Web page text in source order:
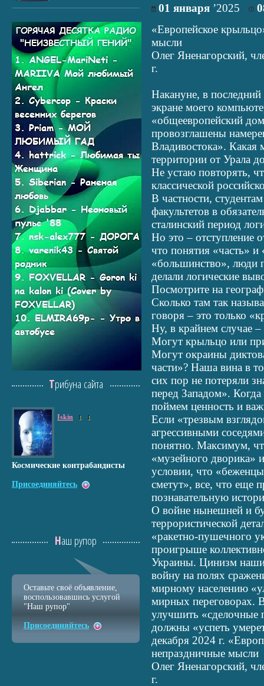
01 января ’2025
«Европейское
мысли
Олег Яненагорский,
г.
Накануне, в
экране моего
«общеевропейский
провозглашены
Владивостока». Какая
территории от Урала
Не устаю повторять,
классической
В частности,
факультетов в
сталинский период
Но это – отступление
что понятия «часть»
«большинство», люди
делали логические
Посмотрите на
Сколько там так
говоря – это только
Ну, в крайнем случае
Могут крыльцо или
Могут окраины
части»? Наша вина в
сих пор не потеряли
перед Западом».
поймем ценность и
Если «трезвым
агрессивными
понятно. Максимум,
«музейного дворика»
условии, что
сметут», все, что еще
познавательную
О войне нынешней и
террористической
«ракетно-пушечного
проигрыше
Украины. Цинизм
войну на полях
мирному населению
мирных переговорах.
улучшить «сделочные
должны «успеть
декабря 2024 г.
непраздничные мысли
Олег Яненагорский,
г.
Трибуна сайта
Iskin 1 1
Космические контрабандисты
Присоединяйтесь
Наш рупор
Оставьте своё объявление,
воспользовавшись услугой
"Наш рупор"
Присоединяйтесь